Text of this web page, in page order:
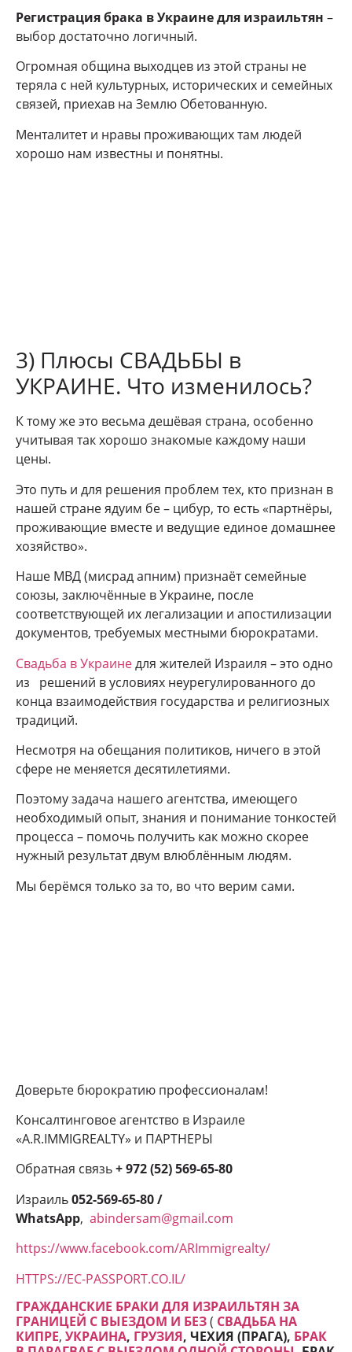
Регистрация брака в Украине для израильтян –
выбор достаточно логичный.
Огромная община выходцев из этой страны не
теряла с ней культурных, исторических и семейных
связей, приехав на Землю Обетованную.
Менталитет и нравы проживающих там людей
хорошо нам известны и понятны.
3) Плюсы СВАДЬБЫ в
УКРАИНЕ. Что изменилось?
К тому же это весьма дешёвая страна, особенно
учитывая так хорошо знакомые каждому наши
цены.
Это путь и для решения проблем тех, кто признан в
нашей стране ядуим бе – цибур, то есть «партнёры,
проживающие вместе и ведущие единое домашнее
хозяйство».
Наше МВД (мисрад апним) признаёт семейные
союзы, заключённые в Украине, после
соответствующей их легализации и апостилизации
документов, требуемых местными бюрократами.
Свадьба в Украинедля жителей Израиля – это одно
из решений в условиях неурегулированного до
конца взаимодействия государства и религиозных
традиций.
Несмотря на обещания политиков, ничего в этой
сфере не меняется десятилетиями.
Поэтому задача нашего агентства, имеющего
необходимый опыт, знания и понимание тонкостей
процесса – помочь получить как можно скорее
нужный результат двум влюблённым людям.
Мы берёмся только за то, во что верим сами.
Доверьте бюрократию профессионалам!
Консалтинговое агентство в Израиле
«A.R.IMMIGREALTY» и ПАРТНЕРЫ
Обратная связь+ 972 (52) 569-65-80
Израиль052-569-65-80 /
WhatsApp, abindersam@gmail.com
https://www.facebook.com/ARImmigrealty/
HTTPS://EC-PASSPORT.CO.IL/
ГРАЖДАНСКИЕ БРАКИ ДЛЯ ИЗРАИЛЬТЯН ЗА
ГРАНИЦЕЙ С ВЫЕЗДОМ И БЕЗ( СВАДЬБА НА
КИПРЕ, УКРАИНА, ГРУЗИЯ, ЧЕХИЯ (ПРАГА), БРАК